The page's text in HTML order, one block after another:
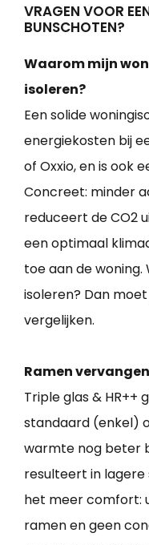
VRAGEN VOOR
BUNSCHOTEN?
Waarom mijn
isoleren?
Een solide
energiekosten bij
of Oxxio, en is ook
Concreet: minder
reduceert de CO2
een optimaal
toe aan de woning.
isoleren? Dan
vergelijken.
Ramen
Triple glas &
standaard (enkel)
warmte nog beter
resulteert in lagere
het meer comfort:
ramen en geen